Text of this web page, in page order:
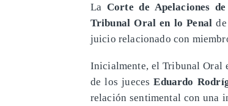
La Corte de Apelaciones
Tribunal Oral en lo Penal
juicio relacionado con
​Inicialmente, el Tribunal Oral
de los jueces Eduardo
relación sentimental con una